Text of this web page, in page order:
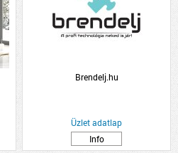
Brendelj.hu
Üzlet adatlap
Info